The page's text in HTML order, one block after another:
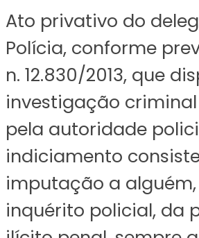
Ato privativo do
Polícia, conforme
n. 12.830/2013, que
investigação
pela autoridade
indiciamento
imputação a
inquérito policial, da